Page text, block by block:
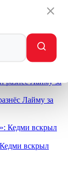
Лайму за
вскрыл